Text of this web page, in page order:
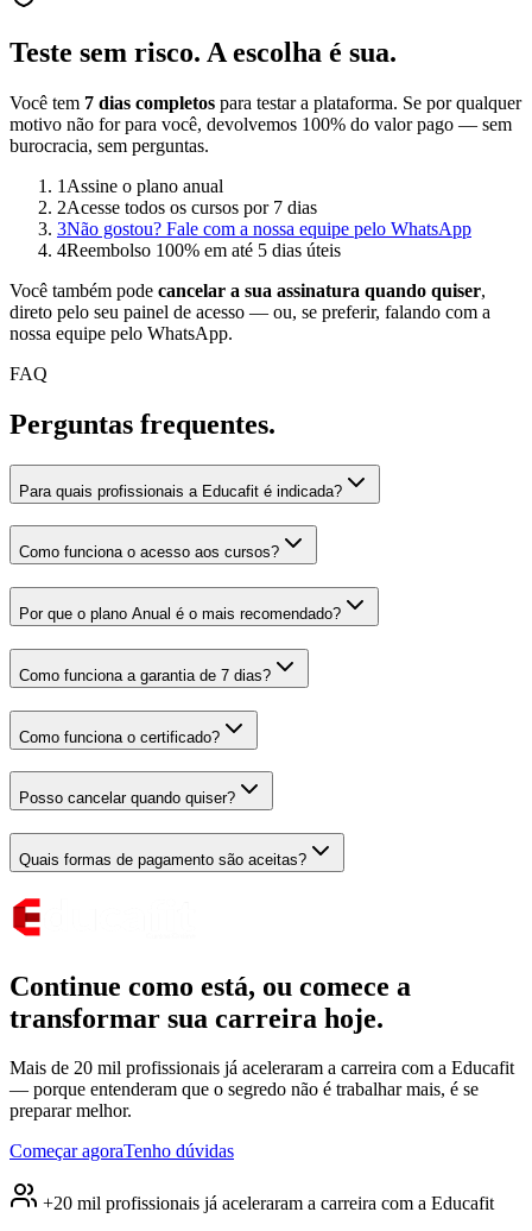
Teste sem risco. A escolha é sua.
Você tem 7 dias completos para testar a plataforma. Se por qualquer
motivo não for para você, devolvemos 100% do valor pago — sem
burocracia, sem perguntas.
1 Assine o plano anual
2Acesse todos os cursos por 7 dias
3Não gostou? Fale com a nossa equipe pelo WhatsApp
4Reembolso 100% em até 5 dias úteis
Você também pode cancelar a sua assinatura quando quiser,
direto pelo seu painel de acesso — ou, se preferir, falando com a
nossa equipe pelo WhatsApp.
FAQ
Perguntas frequentes.
Para quais profissionais a Educafit é indicada?
Como funciona o acesso aos cursos?
Por que o plano Anual é o mais recomendado?
Como funciona a garantia de 7 dias?
Como funciona o certificado?
Posso cancelar quando quiser?
Quais formas de pagamento são aceitas?
Continue como está, ou comece a
transformar sua carreira hoje.
Mais de 20 mil profissionais já aceleraram a carreira com a Educafit
— porque entenderam que o segredo não é trabalhar mais, é se
preparar melhor.
Começar agoraTenho dúvidas
+20 mil profissionais já aceleraram a carreira com a Educafit